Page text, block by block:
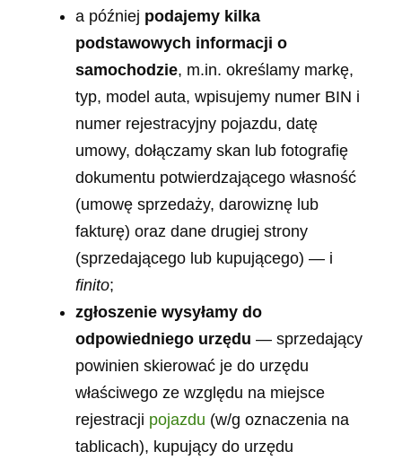
a później podajemy kilka
podstawowych informacji o
samochodzie, m.in. określamy markę,
typ, model auta, wpisujemy numer BIN i
numer rejestracyjny pojazdu, datę
umowy, dołączamy skan lub fotografię
dokumentu potwierdzającego własność
(umowę sprzedaży, darowiznę lub
fakturę) oraz dane drugiej strony
(sprzedającego lub kupującego) — i
finito;
zgłoszenie wysyłamy do
odpowiedniego urzędu — sprzedający
powinien skierować je do urzędu
właściwego ze względu na miejsce
rejestracji pojazdu (w/g oznaczenia na
tablicach), kupujący do urzędu